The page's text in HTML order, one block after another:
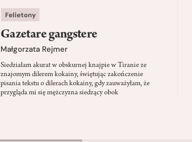
Felietony
Gazetare gangstere
Małgorzata Rejmer
Siedziałam akurat w obskurnej knajpie w Tiranie ze
znajomym dilerem kokainy, świętując zakończenie
pisania tekstu o dilerach kokainy, gdy zauważyłam, że
przygląda mi się mężczyzna siedzący obok